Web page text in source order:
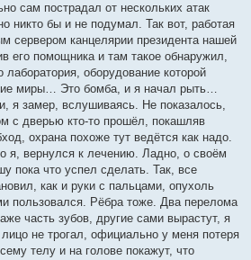
сам пострадал от нескольких атак
никто бы и не подумал. Так вот, работая
сервером канцелярии президента нашей
его помощника и там такое обнаружил,
оборудование которой
миры… Это бомба, и я начал рыть…
я замер, вслушиваясь. Не показалось,
с дверью кто-то прошёл, покашляв
охрана похоже тут ведётся как надо.
я, вернулся к лечению. Ладно, о своём
пока что успел сделать. Так, все
как и руки с пальцами, опухоль
пользовался. Рёбра тоже. Два перелома
часть зубов, другие сами вырастут, я
не трогал, официально у меня потеря
телу и на голове покажут, что